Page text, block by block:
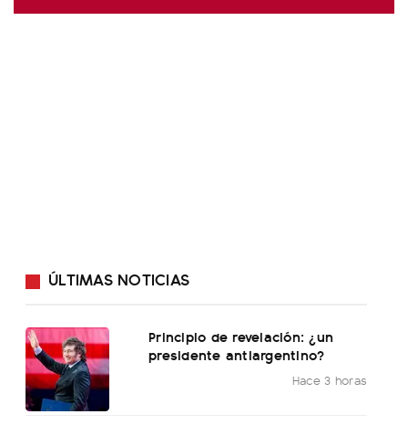
ÚLTIMAS NOTICIAS
Principio de revelación: ¿un
presidente antiargentino?
Hace 3 horas